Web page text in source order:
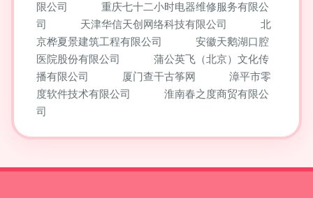
限公司
重庆七十二小时电器维修服务有限公
司
天津华信天创网络科技有限公司
北
京桦夏景建筑工程有限公司
安徽天鹅湖口腔
医院股份有限公司
蒲公英飞（北京）文化传
播有限公司
厦门查干古筝网
漳平市零
度软件技术有限公司
淮南春之度商贸有限公
司